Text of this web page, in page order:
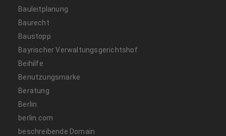
Bauleitplanung
Baurecht
Baustopp
Bayrischer Verwaltungsgerichtshof
Beihilfe
Benutzungsmarke
Beratung
Berlin
berlin.com
beschreibende Domain